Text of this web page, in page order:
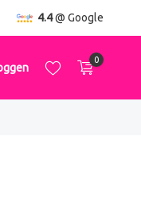
4.4@ Google
0